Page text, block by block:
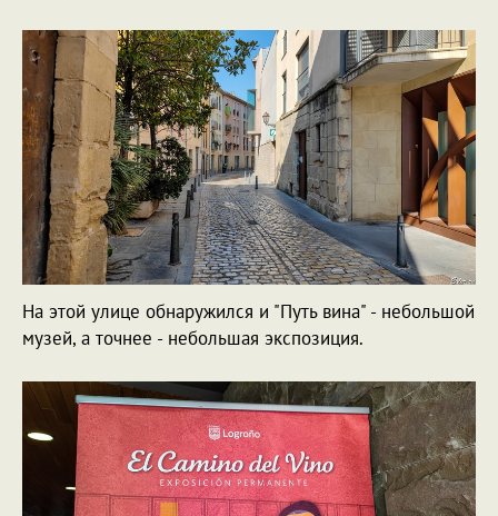
На этой улице обнаружился и "Путь вина" - небольшой
музей, а точнее - небольшая экспозиция.